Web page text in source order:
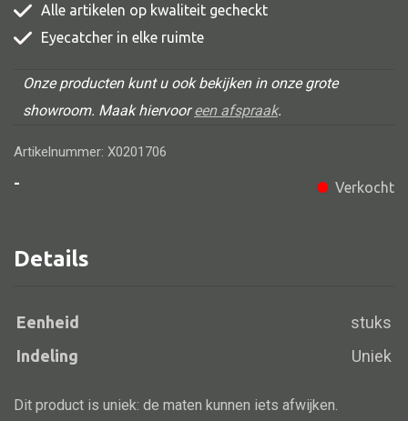
Alle stoelen
Eetkamer stoel
Fautteuil
Barstoel
Kinderstoel
Kruk
Bank IJzer
Alle artikelen op kwaliteit gecheckt
Eyecatcher in elke ruimte
Onze producten kunt u ook bekijken in onze grote
showroom. Maak hiervooreen afspraak.
Artikelnummer: X0201706
-
Verkocht
Details
Eenheid stuks
Indeling Uniek
Dit product is uniek: de maten kunnen iets afwijken.